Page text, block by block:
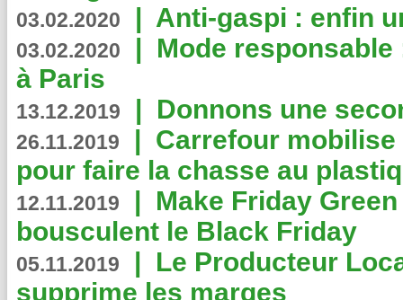
03.02.2020 | Anti-gaspi : enfin
03.02.2020 | Mode
à Paris
13.12.2019 | Donnons une
26.11.2019 | Carrefour
pour faire la chasse au
12.11.2019 | Make Friday
bousculent le Black Friday
05.11.2019 | Le Producteur
supprime les marges